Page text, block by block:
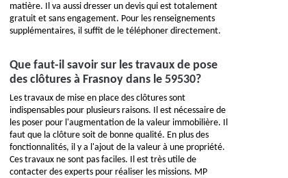
matière. Il va aussi dresser un devis qui est totalement
gratuit et sans engagement. Pour les renseignements
supplémentaires, il suffit de le téléphoner directement.
Que faut-il savoir sur les travaux de pose
des clôtures à Frasnoy dans le 59530?
Les travaux de mise en place des clôtures sont
indispensables pour plusieurs raisons. Il est nécessaire de
les poser pour l'augmentation de la valeur immobilière. Il
faut que la clôture soit de bonne qualité. En plus des
fonctionnalités, il y a l'ajout de la valeur à une propriété.
Ces travaux ne sont pas faciles. Il est très utile de
contacter des experts pour réaliser les missions. MP